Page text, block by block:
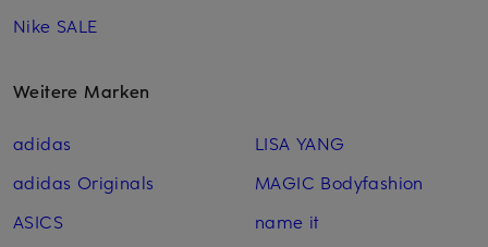
Nike SALE
Weitere Marken
adidas
adidas Originals
ASICS
LISA YANG
MAGIC Bodyfashion
name it